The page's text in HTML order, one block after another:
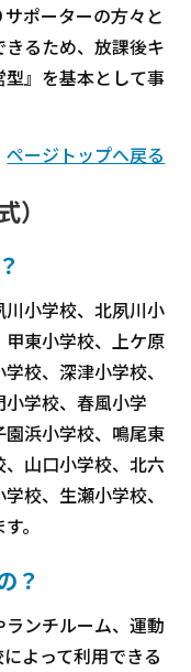
ポーターの方々と
るため、放課後キ
』を基本として事
ページトップへ戻る
）
小学校、北夙川小
東小学校、上ケ原
校、深津小学校、
学校、春風小学
浜小学校、鳴尾東
山口小学校、北六
校、生瀬小学校、
。
？
ンチルーム、運動
よって利用できる